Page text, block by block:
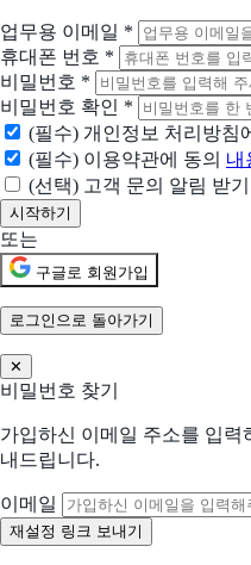
Shopify
월 US$1에 아이디어를
토글
한 곳에서 마우스 클릭 만
현재 어떤 상황이신가요?
도입상황을 선택해 주세요.
신규 유입 검토중
기존 솔루션을 대체하려
어떤 점이 불편하신가요?
선택하신 내용을 바탕으로 더 적
해당되는 항목을 선택해주세요 (
수작업 많음
업무용 이메일 *
휴대폰 번호 *
비밀번호 *
비밀번호 확인 *
(필수) 개인정보 처리방침
(필수) 이용약관에 동의 내
(선택) 고객 문의 알림 받기
또는
구글로 회원가입
로그인으로 돌아가기
✕
비밀번호 찾기
가입하신 이메일 주소를 입력
내드립니다.
이메일